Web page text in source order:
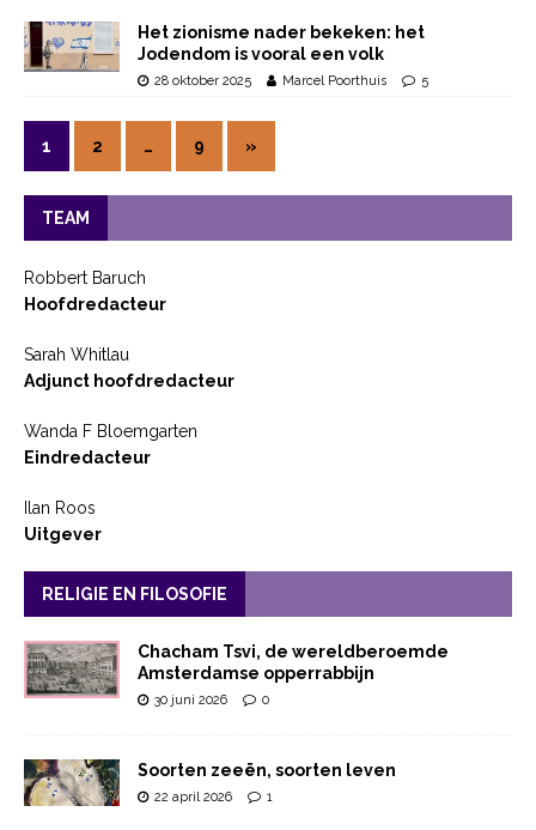
Het zionisme nader bekeken: het
Jodendom is vooral een volk
28 oktober 2025 Marcel Poorthuis 5
1 2 … 9 »
TEAM
Robbert Baruch
Hoofdredacteur
Sarah Whitlau
Adjunct hoofdredacteur
Wanda F Bloemgarten
Eindredacteur
Ilan Roos
Uitgever
RELIGIE EN FILOSOFIE
Chacham Tsvi, de wereldberoemde
Amsterdamse opperrabbijn
30 juni 2026 0
Soorten zeeën, soorten leven
22 april 2026 1